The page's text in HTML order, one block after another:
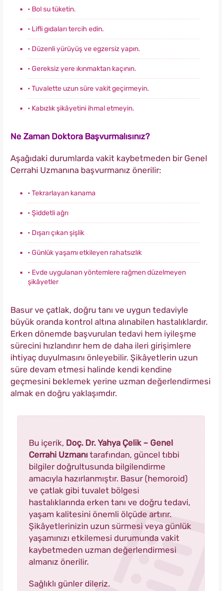
· Bol su tüketin.
· Lifli gıdaları tercih edin.
· Düzenli yürüyüş ve egzersiz yapın.
· Gereksiz yere ıkınmaktan kaçının.
· Tuvalette uzun süre vakit geçirmeyin.
· Kabızlık şikâyetini ihmal etmeyin.
Ne Zaman Doktora Başvurmalısınız?
Aşağıdaki durumlarda vakit kaybetmeden bir Genel
Cerrahi Uzmanına başvurmanız önerilir:
· Tekrarlayan kanama
· Şiddetli ağrı
· Dışarı çıkan şişlik
· Günlük yaşamı etkileyen rahatsızlık
· Evde uygulanan yöntemlere rağmen düzelmeyen
şikâyetler
Basur ve çatlak, doğru tanı ve uygun tedaviyle
büyük oranda kontrol altına alınabilen hastalıklardır.
Erken dönemde başvurulan tedavi hem iyileşme
sürecini hızlandırır hem de daha ileri girişimlere
ihtiyaç duyulmasını önleyebilir. Şikâyetlerin uzun
süre devam etmesi halinde kendi kendine
geçmesini beklemek yerine uzman değerlendirmesi
almak en doğru yaklaşımdır.
Bu içerik, Doç. Dr. Yahya Çelik – Genel
Cerrahi Uzmanı tarafından, güncel tıbbi
bilgiler doğrultusunda bilgilendirme
amacıyla hazırlanmıştır. Basur (hemoroid)
ve çatlak gibi tuvalet bölgesi
hastalıklarında erken tanı ve doğru tedavi,
yaşam kalitesini önemli ölçüde artırır.
Şikâyetlerinizin uzun sürmesi veya günlük
yaşamınızı etkilemesi durumunda vakit
kaybetmeden uzman değerlendirmesi
almanız önerilir.
Sağlıklı günler dileriz.